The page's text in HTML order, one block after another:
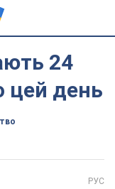
24
цей день
РУС